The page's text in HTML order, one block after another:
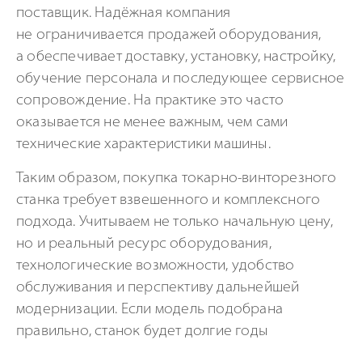
поставщик. Надёжная компания
не ограничивается продажей оборудования,
а обеспечивает доставку, установку, настройку,
обучение персонала и последующее сервисное
сопровождение. На практике это часто
оказывается не менее важным, чем сами
технические характеристики машины.
Таким образом, покупка токарно-винторезного
станка требует взвешенного и комплексного
подхода. Учитываем не только начальную цену,
но и реальный ресурс оборудования,
технологические возможности, удобство
обслуживания и перспективу дальнейшей
модернизации. Если модель подобрана
правильно, станок будет долгие годы